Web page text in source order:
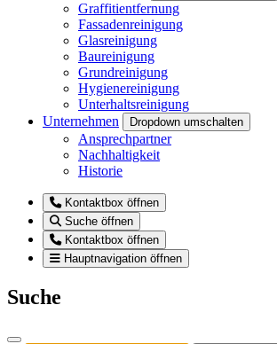
Graffitientfernung
Fassadenreinigung
Glasreinigung
Baureinigung
Grundreinigung
Hygienereinigung
Unterhaltsreinigung
Unternehmen
Dropdown umschalten
Ansprechpartner
Nachhaltigkeit
Historie
Kontaktbox öffnen
Suche öffnen
Kontaktbox öffnen
Hauptnavigation öffnen
Suche